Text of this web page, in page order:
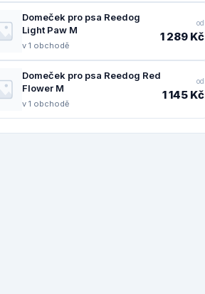
Domeček pro psa Reedog
Light Paw M
v 1 obchodě
od
1 289 Kč
Domeček pro psa Reedog Red
Flower M
v 1 obchodě
od
1 145 Kč